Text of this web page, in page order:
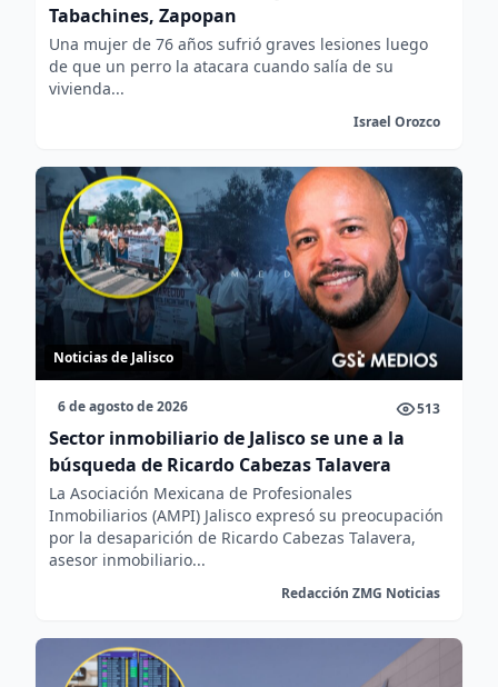
Tabachines, Zapopan
Una mujer de 76 años sufrió graves lesiones luego
de que un perro la atacara cuando salía de su
vivienda...
Israel Orozco
Noticias de Jalisco
6 de agosto de 2026 513
Sector inmobiliario de Jalisco se une a la
búsqueda de Ricardo Cabezas Talavera
La Asociación Mexicana de Profesionales
Inmobiliarios (AMPI) Jalisco expresó su preocupación
por la desaparición de Ricardo Cabezas Talavera,
asesor inmobiliario...
Redacción ZMG Noticias